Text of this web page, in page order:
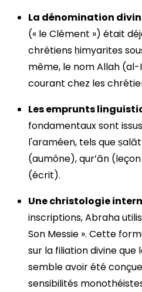
La dénomination
(« le Clément ») était
chrétiens ḥimyarites
même, le nom Allah
courant chez les
Les emprunts
fondamentaux sont
l'araméen, tels que
(aumône), qur’ān
(écrit).
Une christologie
inscriptions, Abraha
Son Messie ». Cette
sur la filiation divine que
semble avoir été
sensibilités